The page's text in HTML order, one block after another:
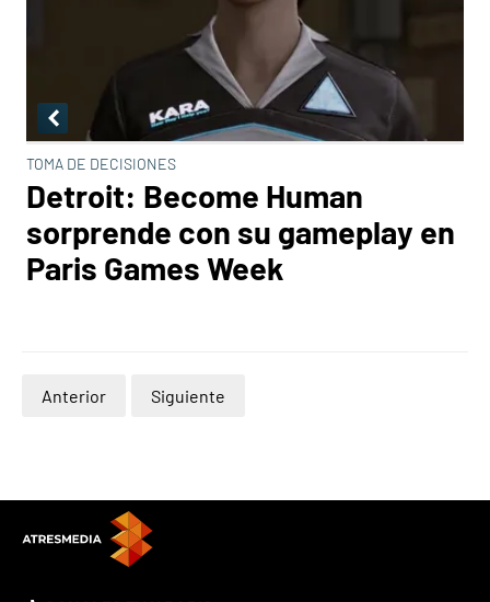
TOMA DE DECISIONES
Detroit: Become Human
sorprende con su gameplay en
Paris Games Week
Anterior Siguiente